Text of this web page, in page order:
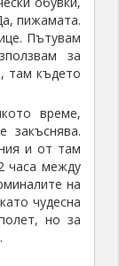
пижамата.
Пътувам
за
там където
време,
закъснява.
и от там
часа между
на
чудесна
но за